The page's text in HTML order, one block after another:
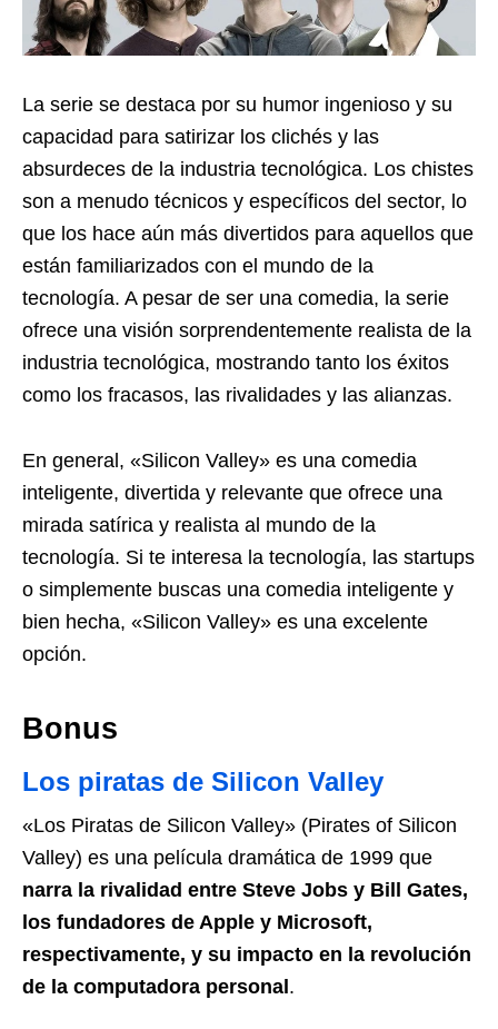
La serie se destaca por su humor ingenioso y su
capacidad para satirizar los clichés y las
absurdeces de la industria tecnológica. Los chistes
son a menudo técnicos y específicos del sector, lo
que los hace aún más divertidos para aquellos que
están familiarizados con el mundo de la
tecnología. A pesar de ser una comedia, la serie
ofrece una visión sorprendentemente realista de la
industria tecnológica, mostrando tanto los éxitos
como los fracasos, las rivalidades y las alianzas.
En general, «Silicon Valley» es una comedia
inteligente, divertida y relevante que ofrece una
mirada satírica y realista al mundo de la
tecnología. Si te interesa la tecnología, las startups
o simplemente buscas una comedia inteligente y
bien hecha, «Silicon Valley» es una excelente
opción.
Bonus
Los piratas de Silicon Valley
«Los Piratas de Silicon Valley» (Pirates of Silicon
Valley) es una película dramática de 1999 que
narra la rivalidad entre Steve Jobs y Bill Gates,
los fundadores de Apple y Microsoft,
respectivamente, y su impacto en la revolución
de la computadora personal .